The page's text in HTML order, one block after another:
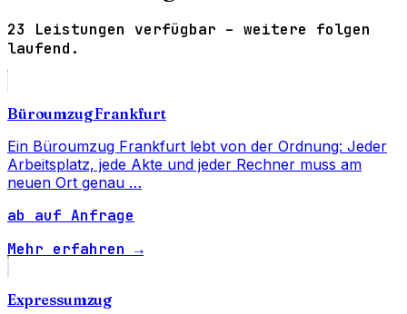
23 Leistungen verfügbar – weitere folgen
laufend.
Büroumzug Frankfurt
Ein Büroumzug Frankfurt lebt von der Ordnung: Jeder
Arbeitsplatz, jede Akte und jeder Rechner muss am
neuen Ort genau …
ab auf Anfrage
Mehr erfahren →
Expressumzug